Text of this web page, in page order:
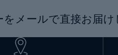
メールで直接お届け